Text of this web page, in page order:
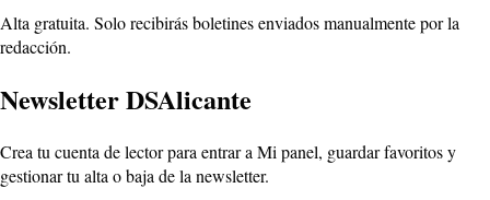
Alta gratuita. Solo recibirás boletines enviados manualmente por la
redacción.
Newsletter DSAlicante
Crea tu cuenta de lector para entrar a Mi panel, guardar favoritos y
gestionar tu alta o baja de la newsletter.